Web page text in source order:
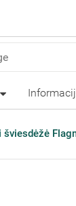
šviesdėžė